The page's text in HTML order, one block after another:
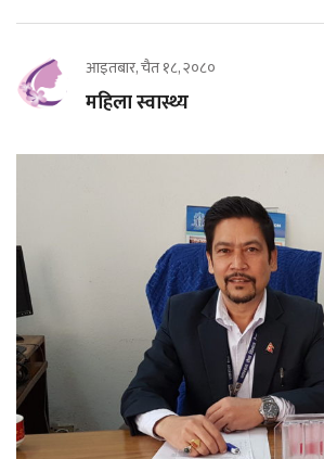
आइतबार, चैत १८, २०८०
महिला स्वास्थ्य